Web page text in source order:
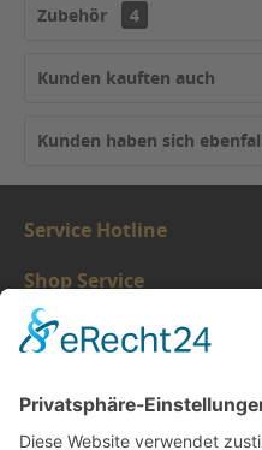
Zubehör 4
Kunden kauften auch
Kunden haben sich
Service Hotline
Shop Service
Informationen